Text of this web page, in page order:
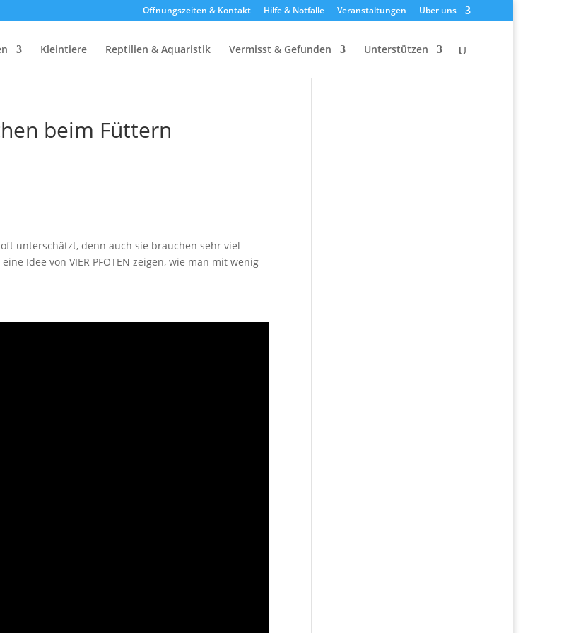
Öffnungszeiten & Kontakt Hilfe & Notfälle Veranstaltungen Über uns
Kleintiere Reptilien & Aquaristik Vermisst & Gefunden Unterstützen
beim Füttern
unterschätzt, denn auch sie brauchen sehr viel
Idee von VIER PFOTEN zeigen, wie man mit wenig